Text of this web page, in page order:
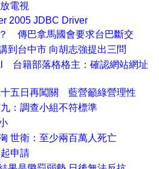
電視
2005 JDBC Driver
傳巴拿馬國會要求台巴斷交
到台中市 向胡志強提出三問
台籍部落格格主：確認網站網址
五日再闖關 藍營籲綠營理性
：調查小組不符標準
世衛：至少兩百萬人死亡
申請